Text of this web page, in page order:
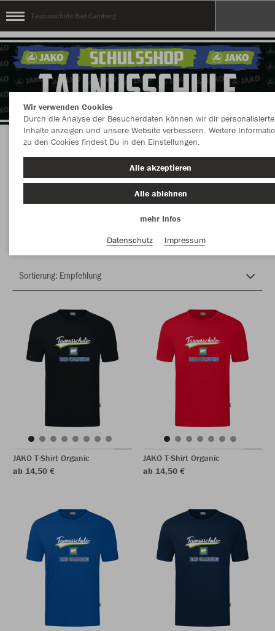
Taunusschule Bad Camberg
Herzlich Willkommen im Teamshop
Taunusschule Bad Camberg
JAKO T-Shirt Organic
ab 14,50 €
JAKO T-Shirt Organic
ab 14,50 €
Wir verwenden Cookies
Durch die Analyse der Besucherdaten können wir dir personalisierte
Inhalte anzeigen und unsere Website verbessern. Weitere
zu den Cookies findest Du in den Einstellungen.
Alle akzeptieren
Alle ablehnen
mehr Infos
Datenschutz
Impressum